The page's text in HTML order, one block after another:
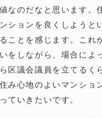
なのだなと思います。
ションを良くしようと
ことを感じます。これ
をしながら、場合によ
区議会議員を立てるく
み心地のよいマンショ
ていきたいです。